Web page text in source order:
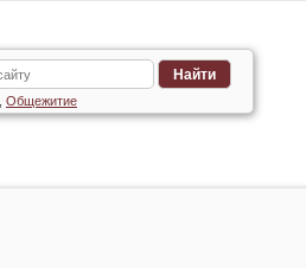
Найти
Общежитие